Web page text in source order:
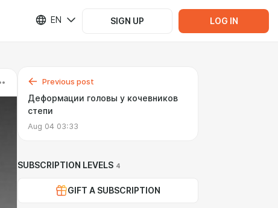
EN SIGN UP LOG IN
Previous post
Деформации головы у кочевников
степи
Aug 04 03:33
SUBSCRIPTION LEVELS 4
GIFT A SUBSCRIPTION